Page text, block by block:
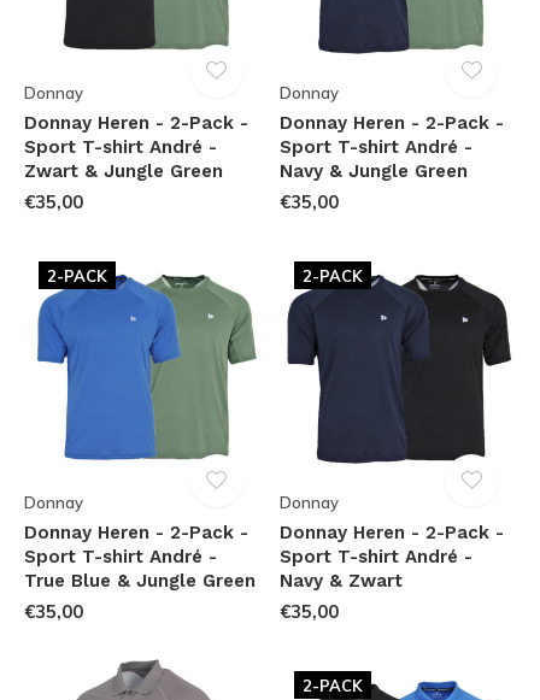
Donnay
Donnay Heren - 2-Pack -
Sport T-shirt André -
Zwart & Jungle Green
€35,00
Donnay
Donnay Heren - 2-Pack -
Sport T-shirt André -
Navy & Jungle Green
€35,00
2-PACK
Donnay
Donnay Heren - 2-Pack -
Sport T-shirt André -
True Blue & Jungle Green
€35,00
2-PACK
Donnay
Donnay Heren - 2-Pack -
Sport T-shirt André -
Navy & Zwart
€35,00
2-PACK